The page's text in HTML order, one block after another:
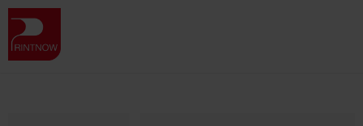
" >
Produktübersicht
Broschüre klammergeheftet, DIN-Lang, Umschlag 4-seitig, 36 Seiten
Inhalt